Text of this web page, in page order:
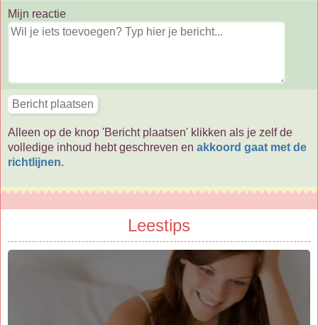
Mijn reactie
Alleen op de knop 'Bericht plaatsen' klikken als je zelf de
volledige inhoud hebt geschreven en akkoord gaat met de
richtlijnen.
Leestips